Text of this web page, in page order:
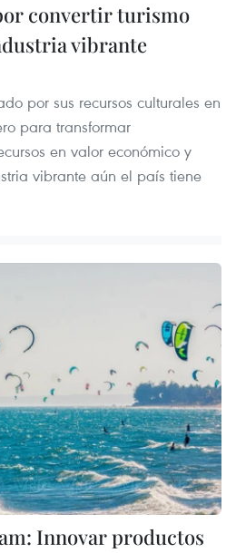
convertir turismo
vibrante
por sus recursos culturales en
para transformar
en valor económico y
vibrante aún el país tiene
Innovar productos